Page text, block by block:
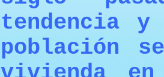
tendencia
población